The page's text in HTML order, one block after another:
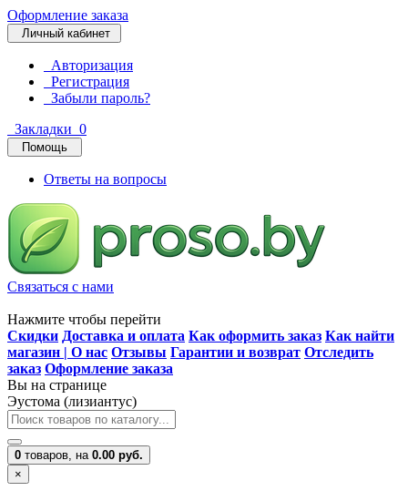
Оформление заказа
Личный кабинет
Авторизация
Регистрация
Забыли пароль?
Закладки 0
Помощь
Ответы на вопросы
Связаться с нами
Нажмите чтобы перейти
Скидки Доставка и оплата Как оформить заказ Как найти
магазин | О нас Отзывы Гарантии и возврат Отследить
заказ Оформление заказа
Вы на странице
Эустома (лизиантус)
0 товаров, на 0.00 руб.
×